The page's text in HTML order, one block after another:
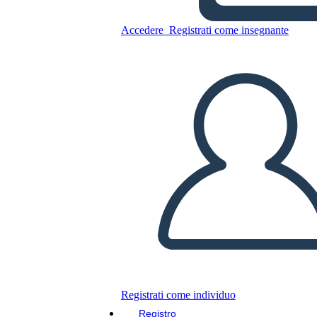
Accedere Registrati come insegnante
Registrati come individuo
Registro
CREARE UNO STORYBOARD
RIPRODURRE LA PRESENTAZIONE
LEGGIMI